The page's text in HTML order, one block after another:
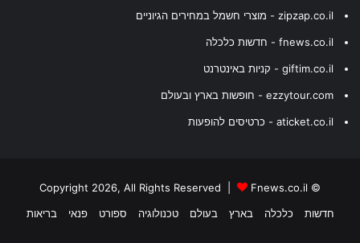
zipzap.co.il - מוצרי חשמל במחירים הגיוניים
fnews.co.il - חדשות כלכלה
giftim.co.il - קניות באינטרנט
ezzytour.com - חופשות בארץ ובעולם
aticket.co.il - כרטיסים להופעות
© Copyright 2026, All Rights Reserved |
Fnews.co.il
חדשות
כלכלה בארץ בעולם טכנולוגיה ספורט פנאי בריאות